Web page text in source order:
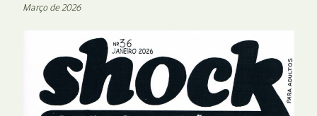
Março de 2026